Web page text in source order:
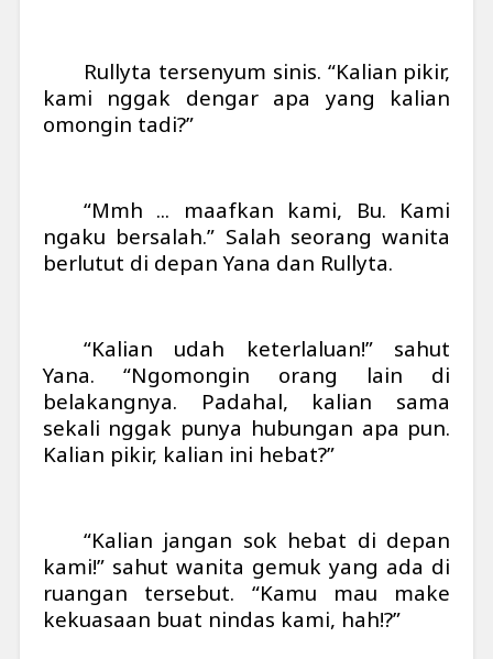
Rullyta tersenyum sinis. “Kalian pikir,
kami nggak dengar apa yang kalian
omongin tadi?”
“Mmh ... maafkan kami, Bu. Kami
ngaku bersalah.” Salah seorang wanita
berlutut di depan Yana dan Rullyta.
“Kalian udah keterlaluan!” sahut
Yana. “Ngomongin orang lain di
belakangnya. Padahal, kalian sama
sekali nggak punya hubungan apa pun.
Kalian pikir, kalian ini hebat?”
“Kalian jangan sok hebat di depan
kami!” sahut wanita gemuk yang ada di
ruangan tersebut. “Kamu mau make
kekuasaan buat nindas kami, hah!?”